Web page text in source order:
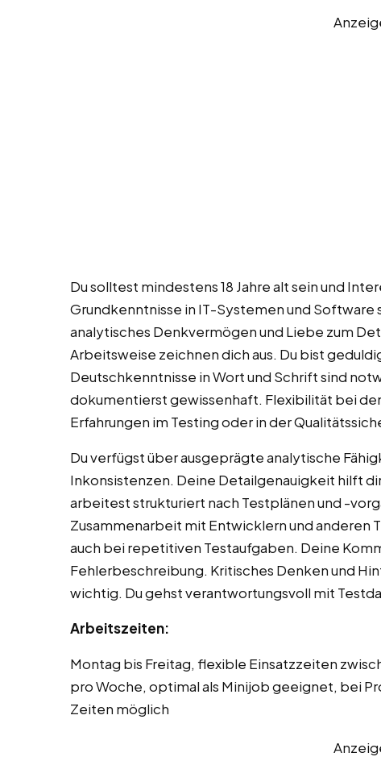
Du solltest mindestens 18 Jahre alt sein und
Grundkenntnisse in IT-Systemen und
analytisches Denkvermögen und Liebe zum
Arbeitsweise zeichnen dich aus. Du bist
Deutschkenntnisse in Wort und Schrift sind
dokumentierst gewissenhaft. Flexibilität bei
Erfahrungen im Testing oder in der
Du verfügst über ausgeprägte analytische
Inkonsistenzen. Deine Detailgenauigkeit hilft
arbeitest strukturiert nach Testplänen und -
Zusammenarbeit mit Entwicklern und anderen
auch bei repetitiven Testaufgaben. Deine
Fehlerbeschreibung. Kritisches Denken und
wichtig. Du gehst verantwortungsvoll mit
Arbeitszeiten:
Montag bis Freitag, flexible Einsatzzeiten
pro Woche, optimal als Minijob geeignet, bei
Zeiten möglich